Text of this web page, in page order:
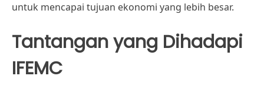
untuk mencapai tujuan ekonomi yang lebih besar.
Tantangan yang Dihadapi
IFEMC